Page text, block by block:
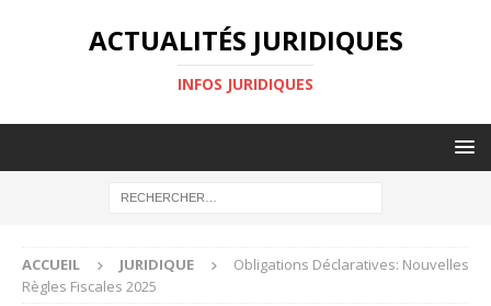
ACTUALITÉS JURIDIQUES
INFOS JURIDIQUES
ACCUEIL JURIDIQUE
Obligations Déclaratives: Nouvelles
Règles Fiscales 2025